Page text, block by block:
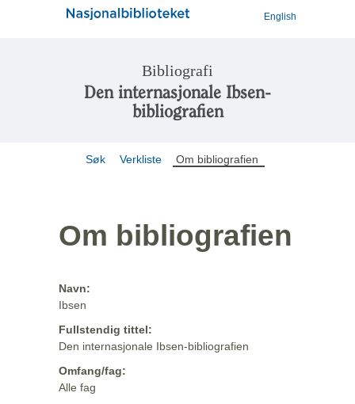
English
Bibliografi
Den internasjonale Ibsen-
bibliografien
Søk Verkliste Om bibliografien
Om bibliografien
Navn:
Ibsen
Fullstendig tittel:
Den internasjonale Ibsen-bibliografien
Omfang/fag:
Alle fag